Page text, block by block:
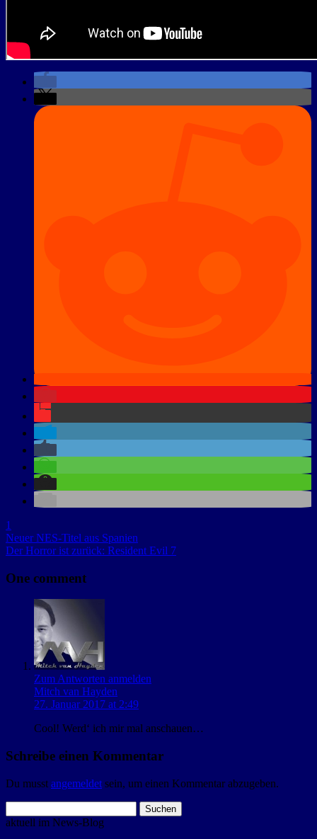
1
Neuer NES-Titel aus Spanien
Der Horror ist zurück: Resident Evil 7
One comment
Zum Antworten anmelden
Mitch van Hayden
27. Januar 2017 at 2:49
Cool! Werd‘ ich mir mal anschauen…
Schreibe einen Kommentar
Du musst angemeldet sein, um einen Kommentar abzugeben.
nach:
aktuell im News-Blog